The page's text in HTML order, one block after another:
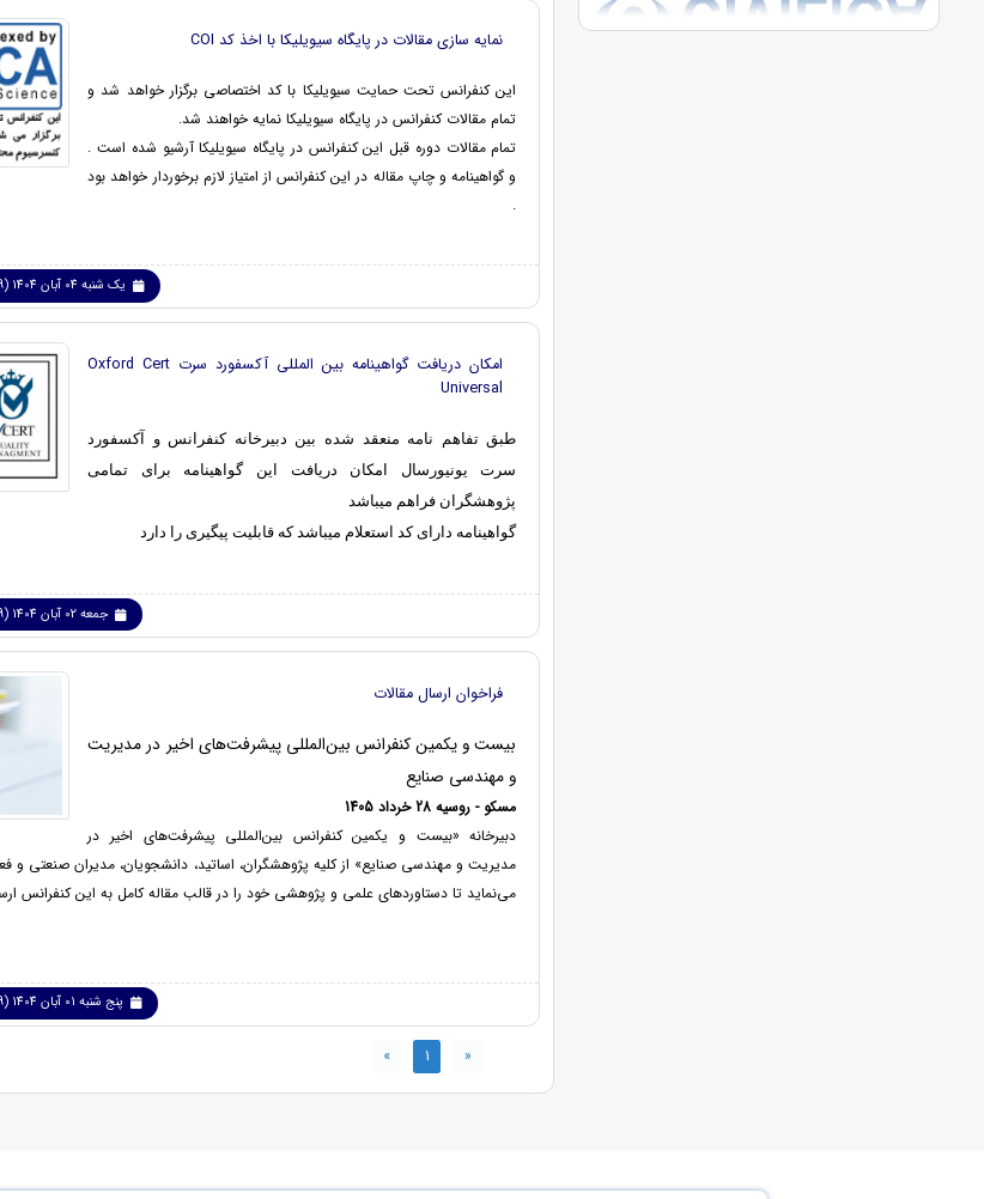
نمایه سازی مقالات در پایگاه سیویلیکا با اخذ کد COI
این کنفرانس تحت حمایت سیویلیکا با کد اختصاصی برگزار خواهد شد و
تمام مقالات کنفرانس در پایگاه سیویلیکا نمایه خواهند شد.
تمام مقالات دوره قبل این کنفرانس در پایگاه سیویلیکا آرشیو شده است .
و گواهینامه و چاپ مقاله در این کنفرانس از امتیاز لازم برخوردار خواهد بود
.
یک شنبه 04 آبان 1404 (9 ماه قبل )
امکان دریافت گواهینامه بین المللی آکسفورد سرت Oxford Cert
Universal
طبق تفاهم نامه منعقد شده بین دبیرخانه کنفرانس و آکسفورد
سرت یونیورسال امکان دریافت این گواهینامه برای تمامی
پژوهشگران فراهم میباشد
گواهینامه دارای کد استعلام میباشد که قابلیت پیگیری را دارد
جمعه 02 آبان 1404 (9 ماه قبل )
فراخوان ارسال مقالات
بیست و یکمین کنفرانس بین‌المللی پیشرفت‌های اخیر در مدیریت
و مهندسی صنایع
مسکو - روسیه 28 خرداد 1405
دبیرخانه «بیست و یکمین کنفرانس بین‌المللی پیشرفت‌های اخیر در
مدیریت و مهندسی صنایع» از کلیه پژوهشگران، اساتید، دانشجویان، مدیران صنعتی و
می‌نماید تا دستاوردهای علمی و پژوهشی خود را در قالب مقاله کامل به این کنفرانس
پنج شنبه 01 آبان 1404 (9 ماه قبل )
«
1
»